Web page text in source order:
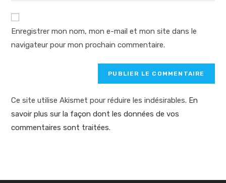
comment
de
(facultatif)
Enregistrer mon nom, mon e-mail et mon site dans le
navigateur pour mon prochain commentaire.
Ce site utilise Akismet pour réduire les indésirables. En
savoir plus sur la façon dont les données de vos
commentaires sont traitées.